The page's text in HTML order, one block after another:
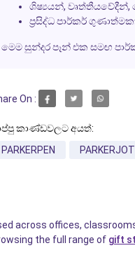
ශිෂ්‍යයන්, වෘත්තීයවේදීන්,
ප්‍රසිද්ධ පාර්කර්
මෙම සුන්දර පෑන් එක සමඟ
On :
කාණ්ඩවලට අයත්:
PARKERPEN
across offices,
the full range of gift